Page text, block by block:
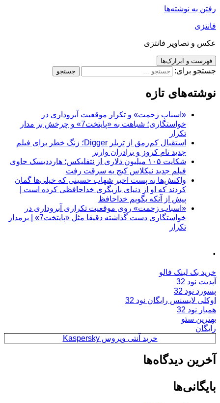
رفتن به نوشته‌ها
فانتزی
عکس و تصاویر فانتزی
فهرست و ابزارک‌ها
جستجو برای:
نوشته‌های تازه
«اسباب زحمت» و تکرار موقعیت آبروداری در
خواستگاری؛ شباهت به «پایتخت7» و چرخش بر مدار
تکرار
استقبال کم‌رمق از تریلر Digger؛ زنگ خطر برای فیلم
جدید تام کروز و برادران وارنر
شکایت ۱۰۵ میلیون دلاری از نتفلیکس؛ هارددیسک حاوی
فیلم جدید نیکلاس کیج به سرقت رفت
واکنش‌ها به پست اخیر شهاب حسینی که خیلی‌ها گمان
کردند که او از دنیای بازیگری خداحافظی کرده است |
پیش از آنکه بگویم خداحافظ
«اسباب زحمت» روی موقعیت تکراری آبروداری در
خواستگاری دست گذاشته دقیقا مثل «پایتخت7» | برمدار
تکرار
.
خرید بک لینک فالو
آپدیت نود 32
پسورد نود 32
اوکلی لایسنس رایگان نود 32
همیار نود 32
بهترین سئو
رایگان
خرید آنتی ویروس Kaspersky
آخرین دیدگاه‌ها
بایگانی‌ها